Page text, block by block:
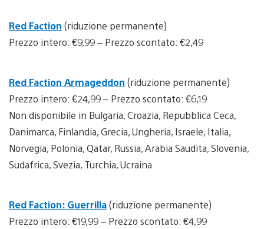
Red Faction (riduzione permanente)
Prezzo intero: €9,99 – Prezzo scontato: €2,49
Red Faction Armageddon (riduzione permanente)
Prezzo intero: €24,99 – Prezzo scontato: €6,19
Non disponibile in Bulgaria, Croazia, Repubblica Ceca,
Danimarca, Finlandia, Grecia, Ungheria, Israele, Italia,
Norvegia, Polonia, Qatar, Russia, Arabia Saudita, Slovenia,
Sudafrica, Svezia, Turchia, Ucraina
Red Faction: Guerrilla(riduzione permanente)
Prezzo intero: €19,99 – Prezzo scontato: €4,99